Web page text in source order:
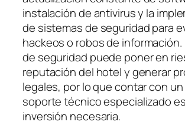
instalación de antivirus y la
de sistemas de seguridad para
hackeos o robos de información.
de seguridad puede poner en
reputación del hotel y generar
legales, por lo que contar con
soporte técnico especializado
inversión necesaria.